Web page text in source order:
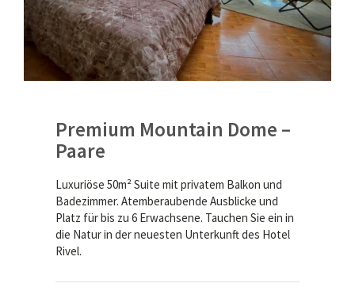
Premium Mountain Dome –
Paare
Luxuriöse 50m² Suite mit privatem Balkon und
Badezimmer. Atemberaubende Ausblicke und
Platz für bis zu 6 Erwachsene. Tauchen Sie ein in
die Natur in der neuesten Unterkunft des Hotel
Rivel.